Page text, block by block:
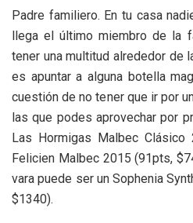
Padre familiero. En tu casa
llega el último miembro de la
tener una multitud alrededor de
es apuntar a alguna botella
cuestión de no tener que ir por
las que podes aprovechar por
Las Hormigas Malbec Clásico
Felicien Malbec 2015 (91pts,
vara puede ser un Sophenia
$1340).